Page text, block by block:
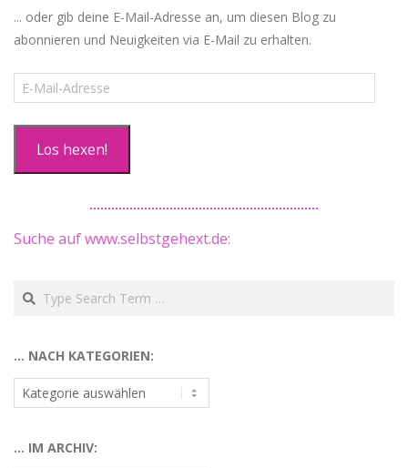
... oder gib deine E-Mail-Adresse an, um diesen Blog zu
abonnieren und Neuigkeiten via E-Mail zu erhalten.
E-
Mail-
Los hexen!
Suche auf www.selbstgehext.de:
Search
… NACH KATEGORIEN:
…
nach
… IM ARCHIV: